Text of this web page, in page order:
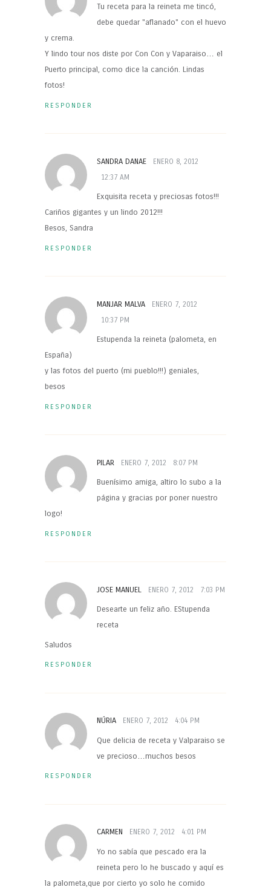
Tu receta para la reineta me tincó,
debe quedar "aflanado" con el huevo
y crema.
Y lindo tour nos diste por Con Con y Vaparaiso… el
Puerto principal, como dice la canción. Lindas
fotos!
RESPONDER
SANDRA DANAE
ENERO 8, 2012
12:37 AM
Exquisita receta y preciosas fotos!!!
Cariños gigantes y un lindo 2012!!!
Besos, Sandra
RESPONDER
MANJAR MALVA
ENERO 7, 2012
10:37 PM
Estupenda la reineta (palometa, en
España)
y las fotos del puerto (mi pueblo!!!) geniales,
besos
RESPONDER
PILAR ENERO 7, 2012 8:07 PM
Buenísimo amiga, altiro lo subo a la
página y gracias por poner nuestro
logo!
RESPONDER
JOSE MANUEL ENERO 7, 2012 7:03 PM
Desearte un feliz año. EStupenda
receta
Saludos
RESPONDER
NÚRIA ENERO 7, 2012 4:04 PM
Que delicia de receta y Valparaiso se
ve precioso…muchos besos
RESPONDER
CARMEN ENERO 7, 2012 4:01 PM
Yo no sabía que pescado era la
reineta pero lo he buscado y aquí es
la palometa,que por cierto yo solo he comido